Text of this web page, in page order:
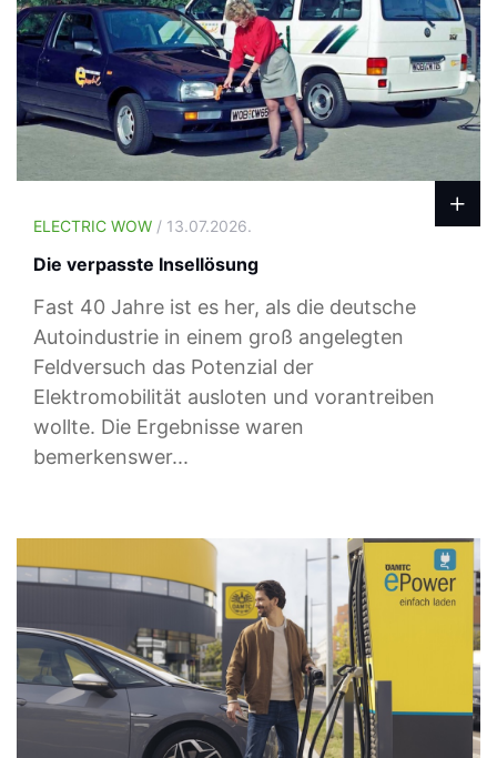
ELECTRIC WOW / 13.07.2026.
Die verpasste Insellösung
Fast 40 Jahre ist es her, als die deutsche
Autoindustrie in einem groß angelegten
Feldversuch das Potenzial der
Elektromobilität ausloten und vorantreiben
wollte. Die Ergebnisse waren
bemerkenswer...